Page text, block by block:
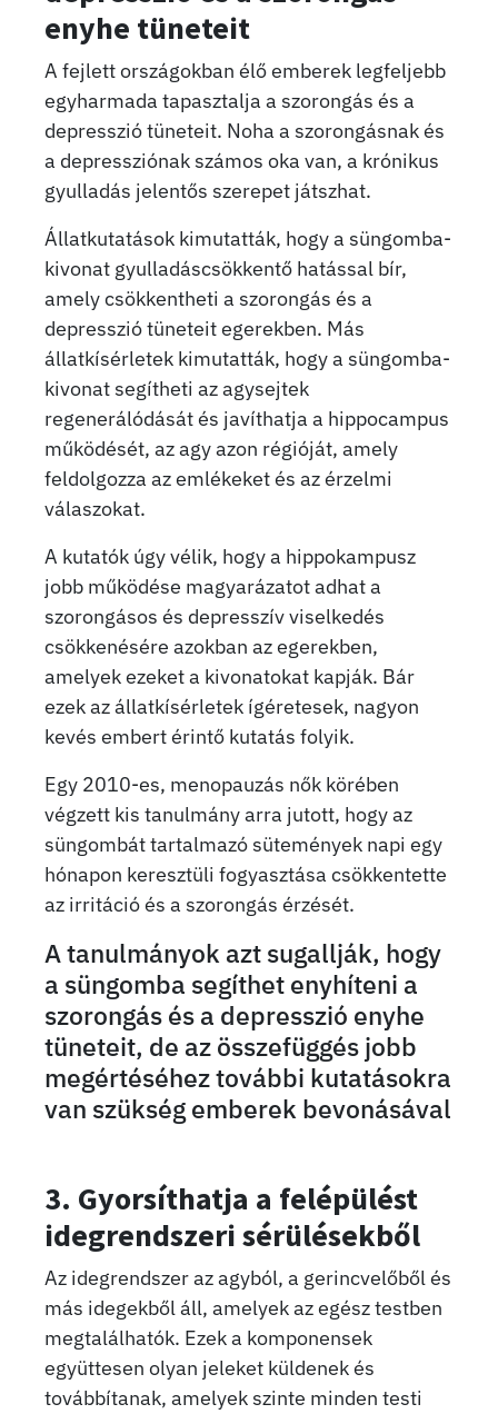
enyhe tüneteit
A fejlett országokban élő emberek legfeljebb
egyharmada tapasztalja a szorongás és a
depresszió tüneteit. Noha a szorongásnak és
a depressziónak számos oka van, a krónikus
gyulladás jelentős szerepet játszhat.
Állatkutatások kimutatták, hogy a süngomba-
kivonat gyulladáscsökkentő hatással bír,
amely csökkentheti a szorongás és a
depresszió tüneteit egerekben. Más
állatkísérletek kimutatták, hogy a süngomba-
kivonat segítheti az agysejtek
regenerálódását és javíthatja a hippocampus
működését, az agy azon régióját, amely
feldolgozza az emlékeket és az érzelmi
válaszokat.
A kutatók úgy vélik, hogy a hippokampusz
jobb működése magyarázatot adhat a
szorongásos és depresszív viselkedés
csökkenésére azokban az egerekben,
amelyek ezeket a kivonatokat kapják. Bár
ezek az állatkísérletek ígéretesek, nagyon
kevés embert érintő kutatás folyik.
Egy 2010-es, menopauzás nők körében
végzett kis tanulmány arra jutott, hogy az
süngombát tartalmazó sütemények napi egy
hónapon keresztüli fogyasztása csökkentette
az irritáció és a szorongás érzését.
A tanulmányok azt sugallják, hogy
a süngomba segíthet enyhíteni a
szorongás és a depresszió enyhe
tüneteit, de az összefüggés jobb
megértéséhez további kutatásokra
van szükség emberek bevonásával
3. Gyorsíthatja a felépülést
idegrendszeri sérülésekből
Az idegrendszer az agyból, a gerincvelőből és
más idegekből áll, amelyek az egész testben
megtalálhatók. Ezek a komponensek
együttesen olyan jeleket küldenek és
továbbítanak, amelyek szinte minden testi